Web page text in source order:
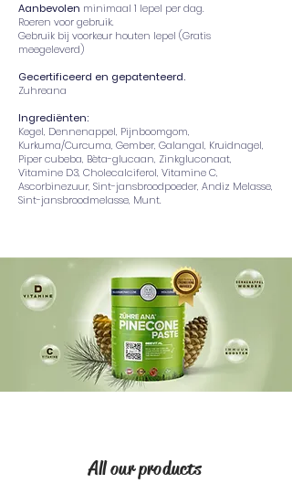
Aanbevolen minimaal 1 lepel per dag.
Roeren voor gebruik.
Gebruik bij voorkeur houten lepel (Gratis
meegeleverd)
Gecertificeerd en gepatenteerd.
Zuhreana
Ingrediënten:
Kegel, Dennenappel, Pijnboomgom,
Kurkuma/Curcuma, Gember, Galangal, Kruidnagel,
Piper cubeba, Bèta-glucaan, Zinkgluconaat,
Vitamine D3, Cholecalciferol, Vitamine C,
Ascorbinezuur, Sint-jansbroodpoeder, Andiz Melasse,
Sint-jansbroodmelasse, Munt.
All our products